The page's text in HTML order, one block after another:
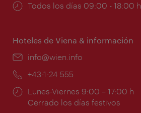
Horarios
Todos los días 09:00 - 18:00 h
Hoteles de Viena & información
e-
info@wien.info
Teléfono:
+43-1-24 555
Horarios
de
Lunes-Viernes 9:00 – 17:00 h
Cerrado los días festivos